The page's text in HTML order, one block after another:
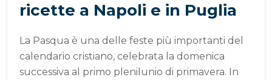
ricette a Napoli e in Puglia
La Pasqua è una delle feste più importanti del
calendario cristiano, celebrata la domenica
successiva al primo plenilunio di primavera. In